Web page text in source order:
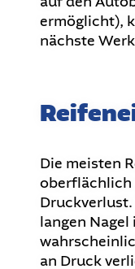
ermöglicht),
nächste
Die meisten
oberflächlich
langen Nagel
an Druck